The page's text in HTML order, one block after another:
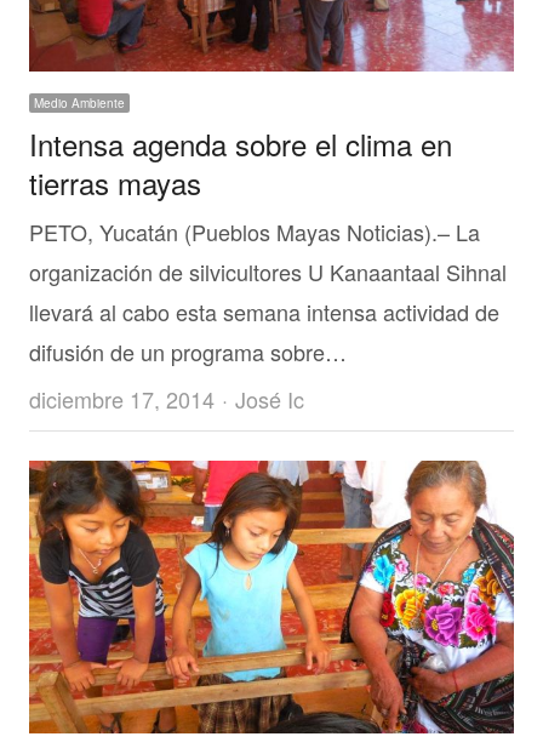
Medio Ambiente
Intensa agenda sobre el clima en
tierras mayas
PETO, Yucatán (Pueblos Mayas Noticias).– La
organización de silvicultores U Kanaantaal Sihnal
llevará al cabo esta semana intensa actividad de
difusión de un programa sobre…
diciembre 17, 2014
Author
José Ic